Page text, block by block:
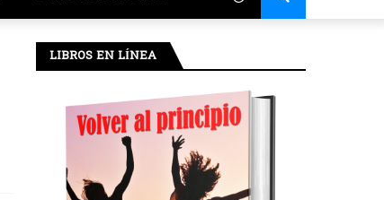
LIBROS EN LÍNEA